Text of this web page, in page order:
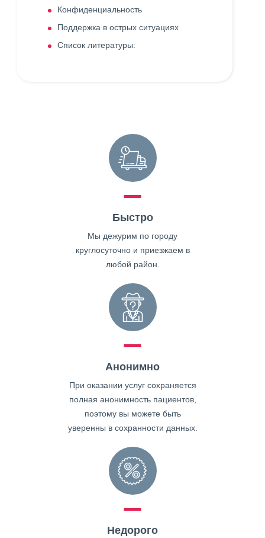
Конфиденциальность
Поддержка в острых ситуациях
Список литературы:
Быстро
Мы дежурим по городу
круглосуточно и приезжаем в
любой район.
Анонимно
При оказании услуг сохраняется
полная анонимность пациентов,
поэтому вы можете быть
уверенны в сохранности данных.
Недорого